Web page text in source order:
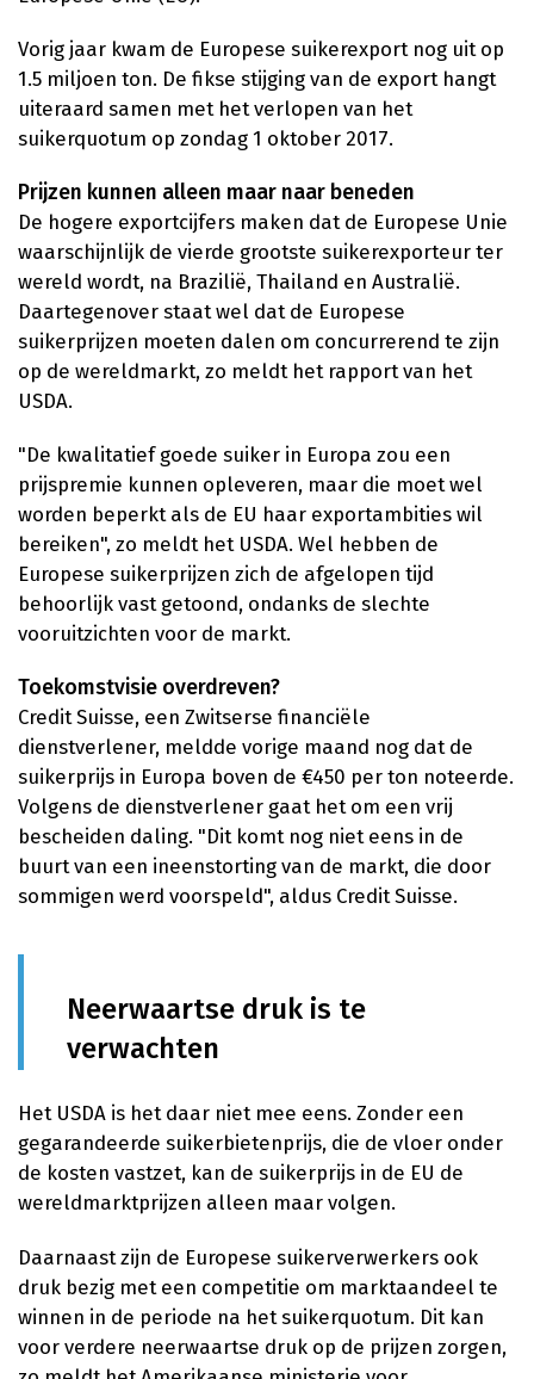
Vorig jaar kwam de Europese suikerexport nog uit op
1.5 miljoen ton. De fikse stijging van de export hangt
uiteraard samen met het verlopen van het
suikerquotum op zondag 1 oktober 2017.
Prijzen kunnen alleen maar naar beneden
De hogere exportcijfers maken dat de Europese Unie
waarschijnlijk de vierde grootste suikerexporteur ter
wereld wordt, na Brazilië, Thailand en Australië.
Daartegenover staat wel dat de Europese
suikerprijzen moeten dalen om concurrerend te zijn
op de wereldmarkt, zo meldt het rapport van het
USDA.
"De kwalitatief goede suiker in Europa zou een
prijspremie kunnen opleveren, maar die moet wel
worden beperkt als de EU haar exportambities wil
bereiken", zo meldt het USDA. Wel hebben de
Europese suikerprijzen zich de afgelopen tijd
behoorlijk vast getoond, ondanks de slechte
vooruitzichten voor de markt.
Toekomstvisie overdreven?
Credit Suisse, een Zwitserse financiële
dienstverlener, meldde vorige maand nog dat de
suikerprijs in Europa boven de €450 per ton noteerde.
Volgens de dienstverlener gaat het om een vrij
bescheiden daling. "Dit komt nog niet eens in de
buurt van een ineenstorting van de markt, die door
sommigen werd voorspeld", aldus Credit Suisse.
Neerwaartse druk is te
verwachten
Het USDA is het daar niet mee eens. Zonder een
gegarandeerde suikerbietenprijs, die de vloer onder
de kosten vastzet, kan de suikerprijs in de EU de
wereldmarktprijzen alleen maar volgen.
Daarnaast zijn de Europese suikerverwerkers ook
druk bezig met een competitie om marktaandeel te
winnen in de periode na het suikerquotum. Dit kan
voor verdere neerwaartse druk op de prijzen zorgen,